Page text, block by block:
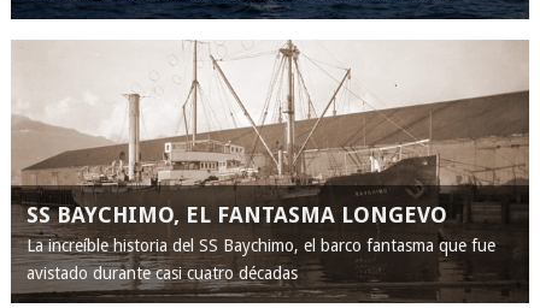
SS BAYCHIMO, EL FANTASMA LONGEVO
La increíble historia del SS Baychimo, el barco fantasma que fue
avistado durante casi cuatro décadas